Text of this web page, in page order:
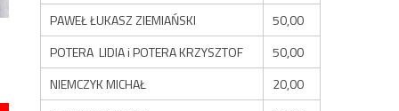
PAWEŁ ŁUKASZ ZIEMIAŃSKI
50,00
POTERA LIDIA i POTERA KRZYSZTOF
50,00
NIEMCZYK MICHAŁ
20,00